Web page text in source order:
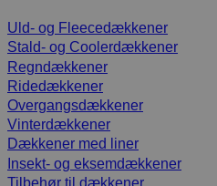
Uld- og Fleecedækkener
Stald- og Coolerdækkener
Regndækkener
Ridedækkener
Overgangsdækkener
Vinterdækkener
Dækkener med liner
Insekt- og eksemdækkener
Tilbehør til dækkener